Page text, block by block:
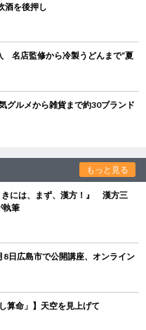
酒を後押し
名店監修から冷製うどんまで“夏
ルメから雑貨まで約30ブランド
もっと見る
きには、まず、漢方！』 漢方三
執筆
日広島市で公開講座、オンライン
算命」】天空を見上げて